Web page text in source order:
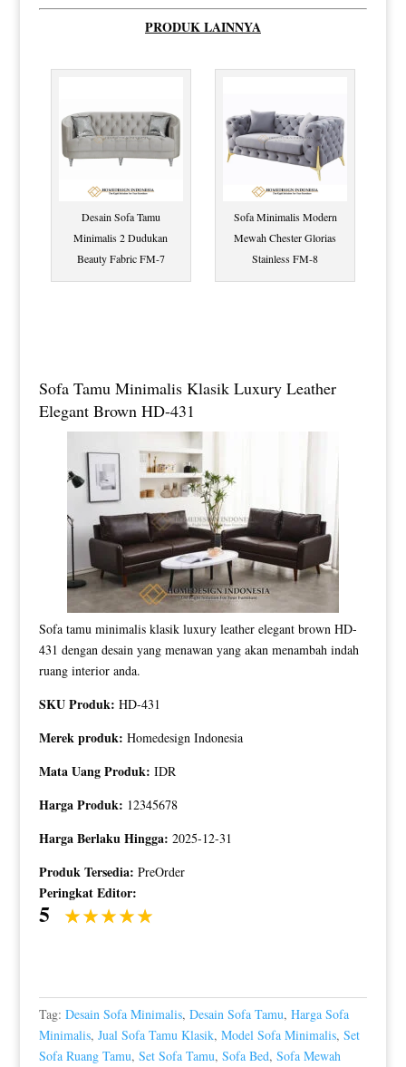
PRODUK LAINNYA
Desain Sofa Tamu
Minimalis 2 Dudukan
Beauty Fabric FM-7
Sofa Minimalis Modern
Mewah Chester Glorias
Stainless FM-8
Sofa Tamu Minimalis Klasik Luxury Leather
Elegant Brown HD-431
Sofa tamu minimalis klasik luxury leather elegant brown HD-
431 dengan desain yang menawan yang akan menambah indah
ruang interior anda.
SKU Produk: HD-431
Merek produk: Homedesign Indonesia
Mata Uang Produk: IDR
Harga Produk: 12345678
Harga Berlaku Hingga: 2025-12-31
Produk Tersedia: PreOrder
Peringkat Editor:
5
Tag: Desain Sofa Minimalis, Desain Sofa Tamu, Harga Sofa
Minimalis, Jual Sofa Tamu Klasik, Model Sofa Minimalis, Set
Sofa Ruang Tamu, Set Sofa Tamu, Sofa Bed, Sofa Mewah